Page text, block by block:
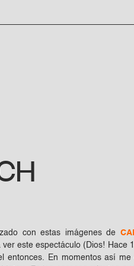
con estas imágenes de
este espectáculo (Dios!
entonces. En momentos así